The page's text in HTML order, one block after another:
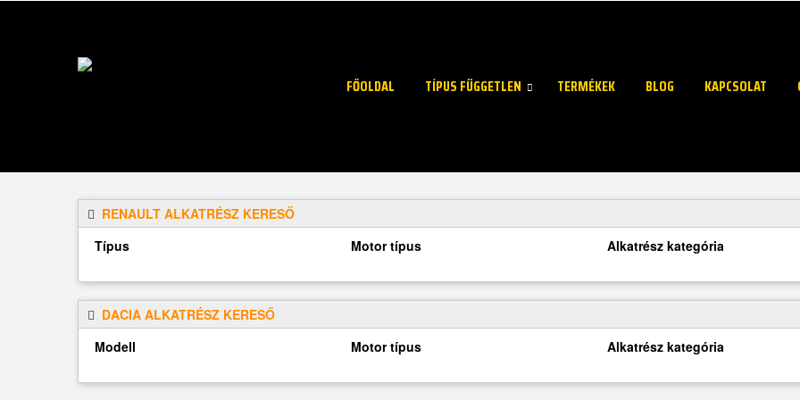
FŐOLDAL TÍPUS FÜGGETLEN TERMÉKEK BLOG KAPCSOLAT
RENAULT ALKATRÉSZ KERESŐ
Típus
Motor típus Alkatrész kategória
DACIA ALKATRÉSZ KERESŐ
Modell
Motor típus Alkatrész kategória